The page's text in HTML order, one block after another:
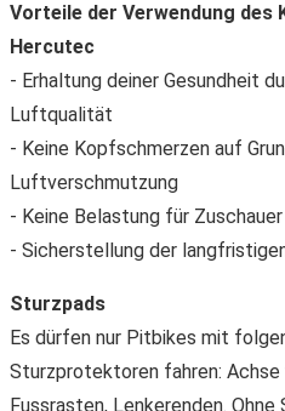
Vorteile der Verwendung
Hercutec
- Erhaltung deiner Gesundheit
Luftqualität
- Keine Kopfschmerzen auf
Luftverschmutzung
- Keine Belastung für Zuschauer
- Sicherstellung der
Sturzpads
Es dürfen nur Pitbikes mit
Sturzprotektoren fahren: Achse
Fussrasten, Lenkerenden. Ohne